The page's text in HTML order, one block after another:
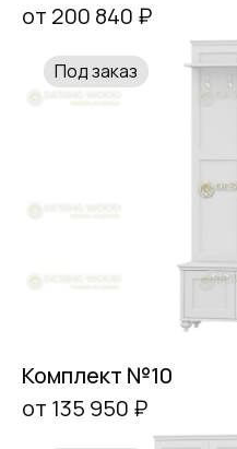
от 200 840 ₽
Под заказ
Комплект №10
от 135 950 ₽